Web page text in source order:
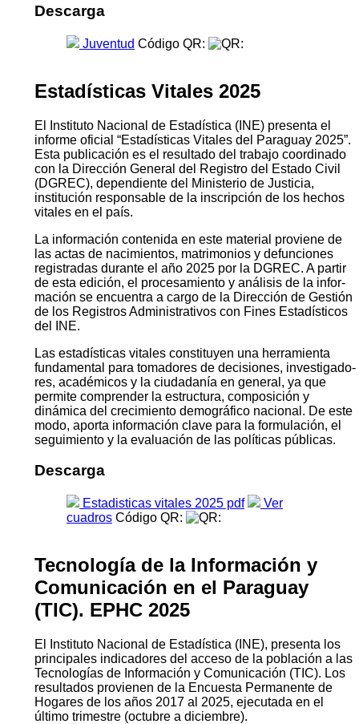
Descarga
Juventud Código QR:
Estadísticas Vitales 2025
El Instituto Nacional de Estadística (INE) presenta el
informe oficial “Estadísticas Vitales del Paraguay 2025”.
Esta publicación es el resultado del trabajo coordinado
con la Dirección General del Registro del Estado Civil
(DGREC), dependiente del Ministerio de Justicia,
institución responsable de la inscripción de los hechos
vitales en el país.
La información contenida en este material proviene de
las actas de nacimientos, matrimonios y defunciones
registradas durante el año 2025 por la DGREC. A partir
de esta edición, el procesamiento y análisis de la infor­
mación se encuentra a cargo de la Dirección de Gestión
de los Registros Administrativos con Fines Estadísticos
del INE.
Las estadísticas vitales constituyen una herramienta
fundamental para tomadores de decisiones, investigado­
res, académicos y la ciudadanía en general, ya que
permite comprender la estructura, composición y
dinámica del crecimiento demográfico nacional. De este
modo, aporta información clave para la formulación, el
segui­miento y la evaluación de las políticas públicas.
Descarga
Estadisticas vitales 2025 pdf
Ver
cuadros Código QR:
Tecnología de la Información y
Comunicación en el Paraguay
(TIC). EPHC 2025
El Instituto Nacional de Estadística (INE), presenta los
principales indicadores del acceso de la población a las
Tecnologías de Información y Comunicación (TIC). Los
resultados provienen de la Encuesta Permanente de
Hogares de los años 2017 al 2025, ejecutada en el
último trimestre (octubre a diciembre).